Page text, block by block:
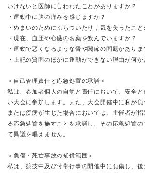
いけないと医師に言われたことがありますか？
・運動中に胸の痛みを感じますか？
・めまいのためにふらついたり，気を失ったこと
・現在、血圧や心臓のお薬を飲んでいますか？
・運動で悪くなるような骨や関節の問題がありま
・上記の質問のほかに運動ができない理由が何か
＜自己管理責任と応急処置の承諾＞
私は、参加者個人の自覚と責任において、安全
い大会に参加します。また、大会開催中に私が負
または疾病が生じた場合においては、主催者が
る応急処置を施すことを承諾し、その応急処置
て異議を唱えません。
＜負傷・死亡事故の補償範囲＞
私は、競技中及び付帯行事の開催中に負傷し、